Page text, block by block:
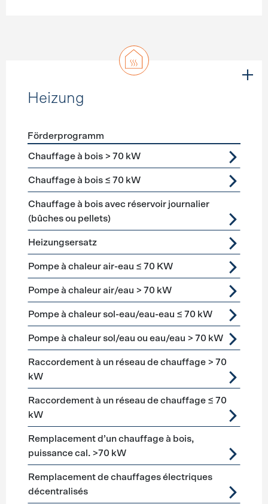
Heizung
Förderprogramme Heizung
Förderprogramm
Chauffage à bois > 70 kW
Chauffage à bois ≤ 70 kW
Chauffage à bois avec réservoir journalier
(bûches ou pellets)
Heizungsersatz
Pompe à chaleur air-eau ≤ 70 KW
Pompe à chaleur air/eau > 70 kW
Pompe à chaleur sol-eau/eau-eau ≤ 70 kW
Pompe à chaleur sol/eau ou eau/eau > 70 kW
Raccordement à un réseau de chauffage > 70
kW
Raccordement à un réseau de chauffage ≤ 70
kW
Remplacement d’un chauffage à bois,
puissance cal. >70 kW
Remplacement de chauffages électriques
décentralisés